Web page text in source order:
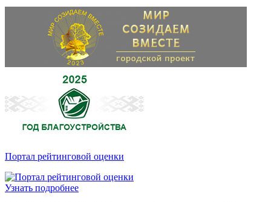
Портал рейтинговой оценки
Узнать подробнее